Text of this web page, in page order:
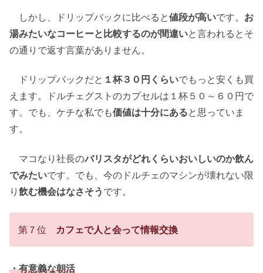
しかし、ドリップバックに比べると値段が高いです。 お
湯みたいなコーヒーと比較するのが間違いと言われるとそ
の通りで返す言葉がありません。
ドリップバックだと １杯３０円くらいでもっと安くも買
えます。ドルチェグストのカプセルは１杯５０～６０円で
す。でも、ケチな私でも価値は十分にあると思っていま
す。
マコなり社長のバリスタがどれくらいおいしいのか飲ん
でみたいです。でも、今のドルチェのマシンが壊れない限
り 飲む機会はなさそう です。
第７位 カフェで人と会って情報交換
・有意義な朝活